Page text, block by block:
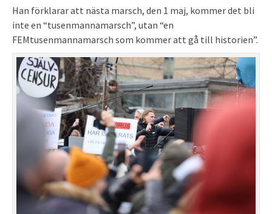
Han förklarar att nästa marsch, den 1 maj, kommer det bli
inte en “tusenmannamarsch”, utan “en
FEMtusenmannamarsch som kommer att gå till historien”.